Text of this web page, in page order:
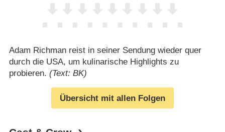
Adam Richman reist in seiner Sendung wieder quer
durch die USA, um kulinarische Highlights zu
probieren. (Text: BK)
Übersicht mit allen Folgen